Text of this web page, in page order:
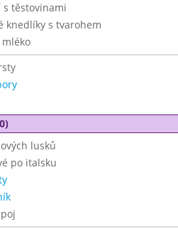
s těstovinami
knedlíky s tvarohem
lusků
po italsku